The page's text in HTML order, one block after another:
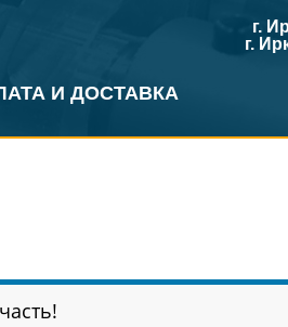
И ДОСТАВКА
г.
г.